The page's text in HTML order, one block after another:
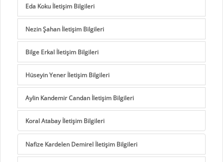
Eda Koku İletişim Bilgileri
Nezin Şahan İletişim Bilgileri
Bilge Erkal İletişim Bilgileri
Hüseyin Yener İletişim Bilgileri
Aylin Kandemir Candan İletişim Bilgileri
Koral Atabay İletişim Bilgileri
Nafize Kardelen Demirel İletişim Bilgileri